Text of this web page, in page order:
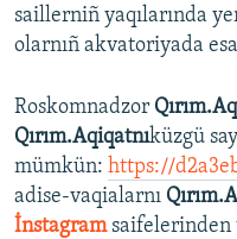
saillerniñ yaqılarında
olarnıñ akvatoriyada
Roskomnadzor
Qırım.Aqiqatnıküzgü
mümkün: https://
adise-vaqialarnı
İnstagramsaifelerinden